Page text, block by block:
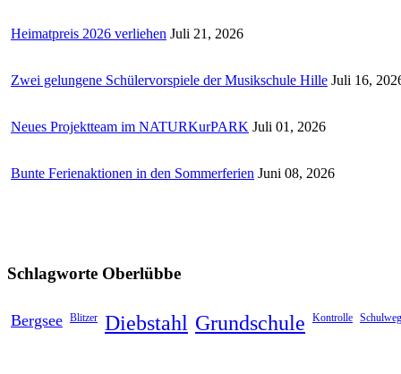
Heimatpreis 2026 verliehen Juli 21, 2026
Zwei gelungene Schülervorspiele der Musikschule Hille Juli 16,
Neues Projektteam im NATURKurPARK Juli 01, 2026
Bunte Ferienaktionen in den Sommerferien Juni 08, 2026
Schlagworte Oberlübbe
Bergsee Blitzer Diebstahl Grundschule Kontrolle Schulweg